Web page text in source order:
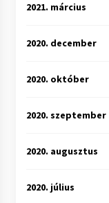
2021. március
2020. december
2020. október
2020. szeptember
2020. augusztus
2020. július